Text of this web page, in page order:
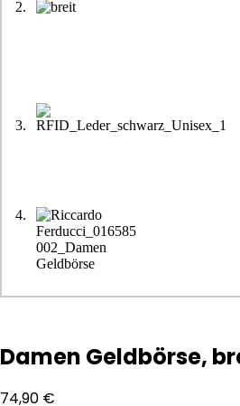
Damen Geldbörse,
74,90 €